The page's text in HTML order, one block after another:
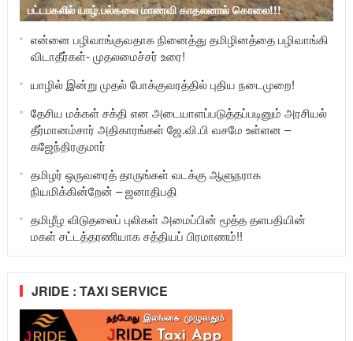
பட்டபகலில் யாழ்.பல்கலை மாணவி காதலனால் கொலை!!!
என்னை பழிவாங்குவதாக நினைத்து தமிழினத்தை பழிவாங்கி
விடாதீர்கள்- முதலமைச்சர் உரை!
யாழில் இன்று முதல் போக்குவரத்தில் புதிய நடைமுறை!
தேசிய மக்கள் சக்தி என அடையாளப்படுத்தப்படினும் அரசியல்
தீர்மானம்சார் அதிகாரங்கள் ஜே.வி.பி வசமே உள்ளன –
கஜேந்திரகுமார்
தமிழர் ஒருவரைத் தாருங்கள் வடக்கு ஆளுநராக
நியமிக்கின்றேன் – ஜனாதிபதி
தமிழீழ விடுதலைப் புலிகள் அமைப்பின் மூத்த தளபதியின்
மகள் சட்டத்தரணியாக சத்தியப் பிரமாணம்!!
JRIDE : TAXI SERVICE